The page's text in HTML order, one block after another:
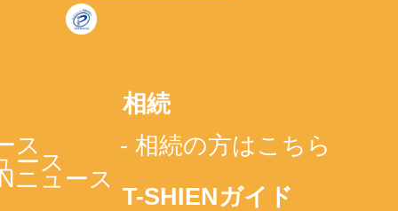
ス
ース
ニュース
相続
- 相続の方はこちら
T-SHIENガイド